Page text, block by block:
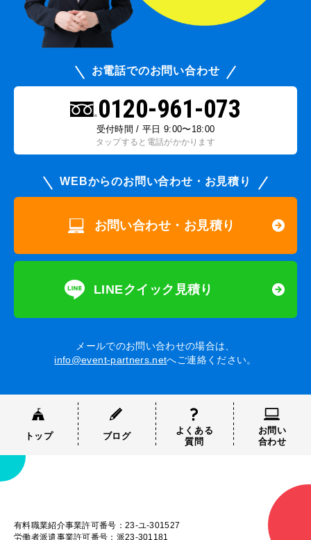
お電話でのお問い合わせ
0120-961-073
受付時間 / 平日 9:00〜18:00
タップすると電話がかかります
WEBからのお問い合わせ・お見積り
お問い合わせ・お見積り
LINEクイック見積り
メールでのお問い合わせの場合は、
info@event-partners.netへご連絡ください。
トップ ブログ
よくある
質問
お問い
合わせ
有料職業紹介事業許可番号：23-ユ-301527
労働者派遣事業許可番号：派23-301181